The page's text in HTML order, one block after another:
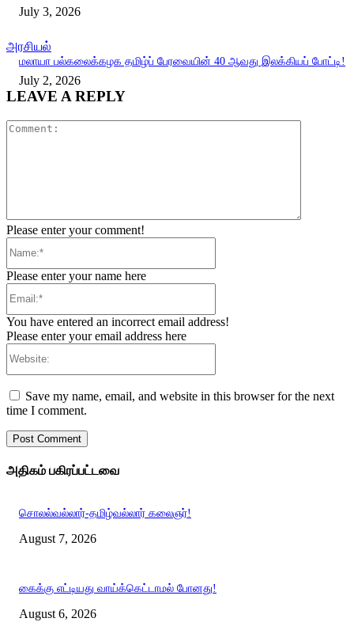
July 3, 2026
அரசியல்
மலாயா பல்கலைக்கழக தமிழ்ப் பேரவையின் 40 ஆவது இலக்கியப் போட்டி!
July 2, 2026
LEAVE A REPLY
Please enter your comment!
Please enter your name here
You have entered an incorrect email address!
Please enter your email address here
Save my name, email, and website in this browser for the next
time I comment.
அதிகம் பகிரப்பட்டவை
சொலல்வல்லார்-தமிழ்வல்லார் கலைஞர்!
August 7, 2026
கைக்கு எட்டியது வாய்க்கெட்டாமல் போனது!
August 6, 2026